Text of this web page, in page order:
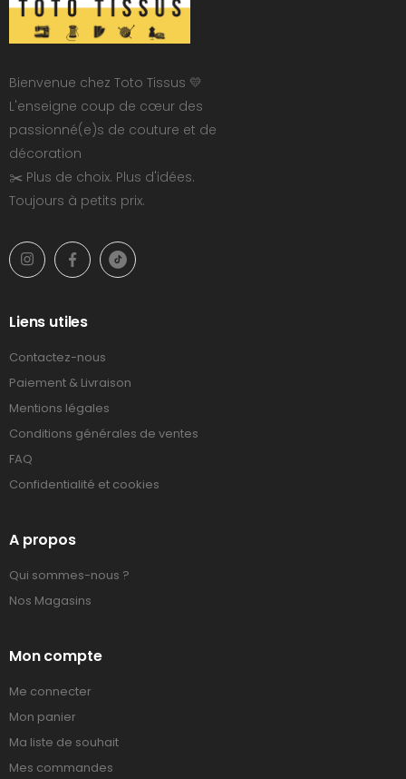
Bienvenue chez Toto Tissus 💛
L'enseigne coup de cœur des
passionné(e)s de couture et de
décoration
✂️ Plus de choix. Plus d'idées.
Toujours à petits prix.
Liens utiles
Contactez-nous
Paiement & Livraison
Mentions légales
Conditions générales de ventes
FAQ
Confidentialité et cookies
A propos
Qui sommes-nous ?
Nos Magasins
Mon compte
Me connecter
Mon panier
Ma liste de souhait
Mes commandes